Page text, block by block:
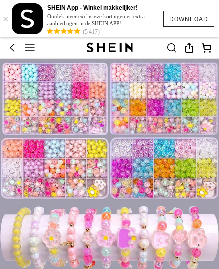
DOWNLOAD
×
SHEIN App - Winkel makkelijker!
Ontdek meer exclusieve kortingen en extra
aanbiedingen in de SHEIN APP!
(5,417)